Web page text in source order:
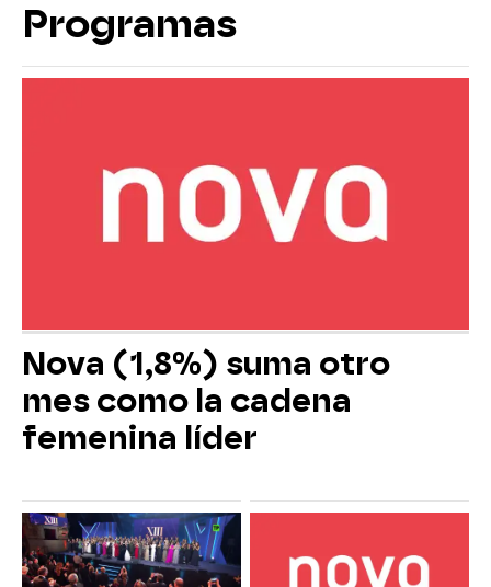
Programas
Nova (1,8%) suma otro
mes como la cadena
femenina líder